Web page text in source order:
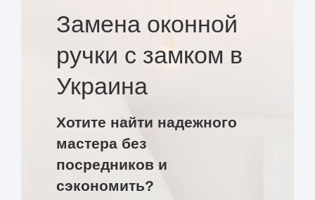
Замена оконной
ручки с замком в
Украина
Хотите найти надежного
мастера без
посредников и
сэкономить?